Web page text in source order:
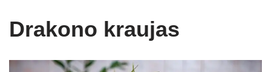
Drakono kraujas